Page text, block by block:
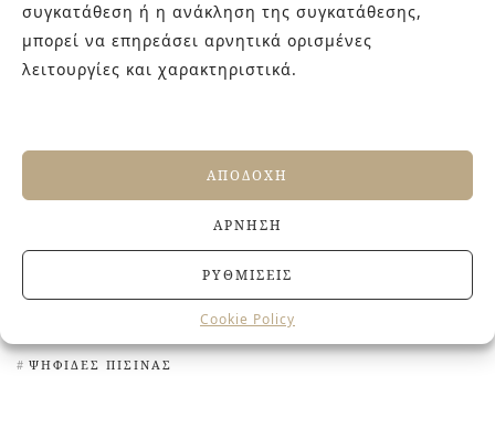
συγκατάθεση ή η ανάκληση της συγκατάθεσης,
μπορεί να επηρεάσει αρνητικά ορισμένες
λειτουργίες και χαρακτηριστικά.
ΑΠΟΔΟΧΉ
ΆΡΝΗΣΗ
ΡΥΘΜΊΣΕΙΣ
Cookie Policy
ΠΛΑΚΆΚΙΑ ΕΞΩΤΕΡΙΚΟΎ ΧΏΡΟΥ ΠΛΑΚΆΚΙΑ ΚΟΥΖΊΝΑΣ
ΠΛΑΚΆΚΙΑ ΜΕ ΓΕΩΜΕΤΡΙΚΆ ΣΧΈΔΙΑ
ΣΚΊΑΣΤΡΑ
ΧΡΩΜΑΤΙΣΤΆ ΠΛΑΚΆΚΙΑ ΚΟΥΖΊΝΑΣ
ΧΡΩΜΑΤΙΣΤΟΊ ΝΙΠΤΉΡΕΣ ΨΗΦΊΔΕΣ
ΨΗΦΊΔΕΣ ΠΙΣΊΝΑΣ